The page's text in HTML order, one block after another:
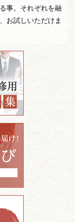
事。それぞれを融
お試しいただけま